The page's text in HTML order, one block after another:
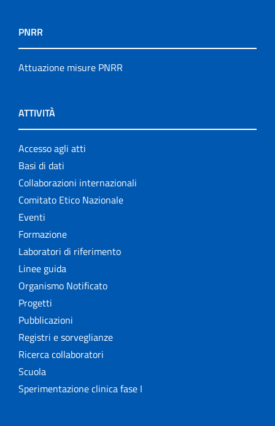
PNRR
Attuazione misure PNRR
ATTIVITÀ
Accesso agli atti
Basi di dati
Collaborazioni internazionali
Comitato Etico Nazionale
Eventi
Formazione
Laboratori di riferimento
Linee guida
Organismo Notificato
Progetti
Pubblicazioni
Registri e sorveglianze
Ricerca collaboratori
Scuola
Sperimentazione clinica fase I